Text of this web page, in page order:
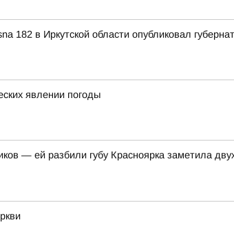
182 в Иркутской области опубликовал
явлении погоды
— ей разбили губу Красноярка заметила